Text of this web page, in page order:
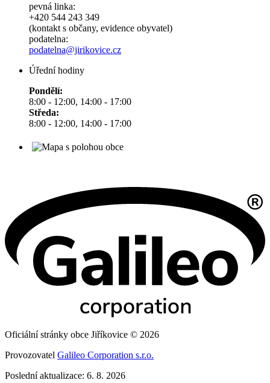
pevná linka:
+420 544 243 349
(kontakt s občany, evidence obyvatel)
podatelna:
podatelna@jirikovice.cz
Úřední hodiny
Pondělí:
8:00 - 12:00, 14:00 - 17:00
Středa:
8:00 - 12:00, 14:00 - 17:00
Oficiální stránky obce Jiříkovice © 2026
Provozovatel Galileo Corporation s.r.o.
Poslední aktualizace: 6. 8. 2026